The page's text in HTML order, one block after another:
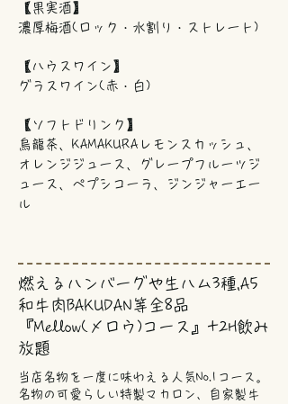
【果実酒】
濃厚梅酒(ロック・水割り・ストレート)
【ハウスワイン】
グラスワイン(赤・白)
【ソフトドリンク】
烏龍茶、KAMAKURAレモンスカッシュ、
オレンジジュース、グレープフルーツジ
ュース、ペプシコーラ、ジンジャーエー
ル
燃えるハンバーグや生ハム3種,A5
和牛肉BAKUDAN等全8品
『Mellow(メロウ)コース』+2H飲み
放題
当店名物を一度に味わえる人気No.1コース。
名物の可愛らしい特製マカロン、自家製牛